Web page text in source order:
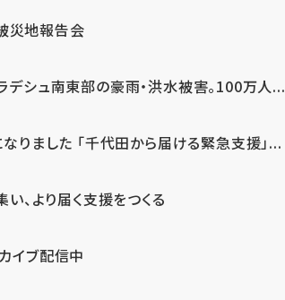
災地報告会
シュ南東部の豪雨・洪水被害。100万人...
りました 「千代田から届ける緊急支援」...
、より届く支援をつくる
イブ配信中